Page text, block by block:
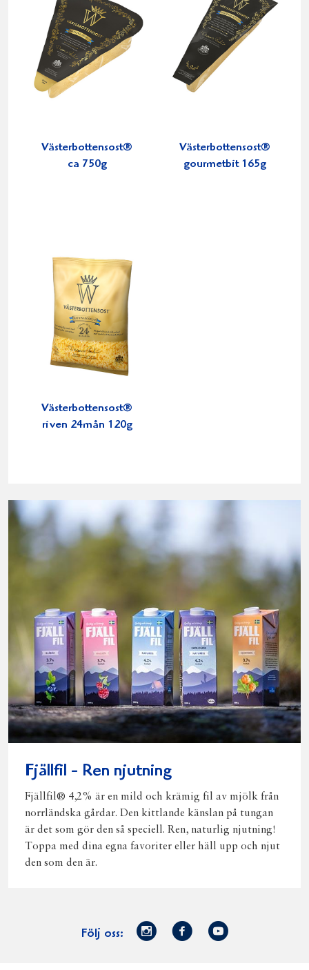
Västerbottensost®
ca 750g
Västerbottensost®
gourmetbit 165g
Västerbottensost®
riven 24mån 120g
Fjällfil - Ren njutning
Fjällfil® 4,2% är en mild och krämig fil av mjölk från
norrländska gårdar. Den kittlande känslan på tungan
är det som gör den så speciell. Ren, naturlig njutning!
Toppa med dina egna favoriter eller häll upp och njut
den som den är.
Följ oss:
Norrmejerier
Facebook
Youtube